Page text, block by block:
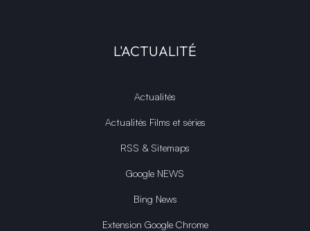
L'ACTUALITÉ
Actualités
Actualités Films et séries
RSS & Sitemaps
Google NEWS
Bing News
Extension Google Chrome